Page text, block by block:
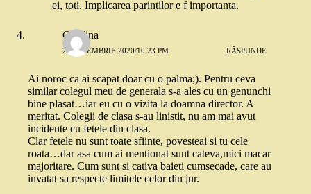
ei, toti. Implicarea parintilor e f importanta.
Catalina
2 SEPTEMBRIE 2020/10:23 PM RĂSPUNDE
Ai noroc ca ai scapat doar cu o palma;). Pentru ceva
similar colegul meu de generala s-a ales cu un genunchi
bine plasat…iar eu cu o vizita la doamna director. A
meritat. Colegii de clasa s-au linistit, nu am mai avut
incidente cu fetele din clasa.
Clar fetele nu sunt toate sfiinte, povesteai si tu cele
roata…dar asa cum ai mentionat sunt cateva,mici macar
majoritare. Cum sunt si cativa baieti cumsecade, care au
invatat sa respecte limitele celor din jur.